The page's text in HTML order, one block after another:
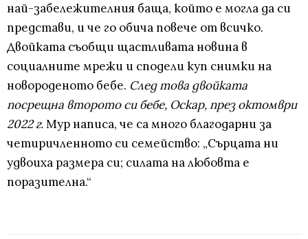
най-забележителния баща, който е могла да си
представи, и че го обича повече от всичко.
Двойката съобщи щастливата новина в
социалните мрежи и сподели куп снимки на
новороденото бебе. След това двойката
посрещна второто си бебе, Оскар, през октомври
2022 г.Мур написа, че са много благодарни за
четиричленното си семейство: „Сърцата ни
удвоиха размера си; силата на любовта е
поразителна.“